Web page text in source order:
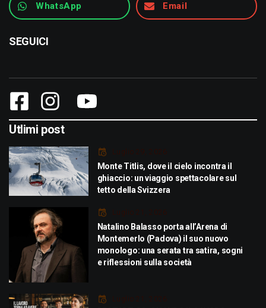
WhatsApp Email
SEGUICI
Utlimi post
Luglio 29, 2026
Monte Titlis, dove il cielo incontra il
ghiaccio: un viaggio spettacolare sul
tetto della Svizzera
Luglio 21, 2026
Natalino Balasso porta all’Arena di
Montemerlo (Padova) il suo nuovo
monologo: una serata tra satira, sogni
e riflessioni sulla società
Luglio 21, 2026